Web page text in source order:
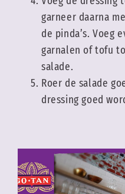
garneer daarna
de pinda’s. Voeg
garnalen of tofu
salade.
Roer de salade
dressing goed